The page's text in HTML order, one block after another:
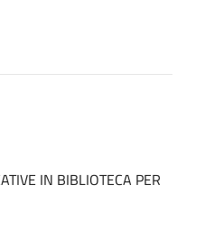
IN BIBLIOTECA PER